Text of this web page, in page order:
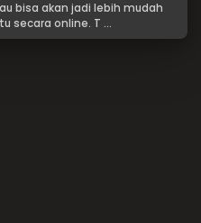
bisa akan jadi lebih mudah
secara online. T ...